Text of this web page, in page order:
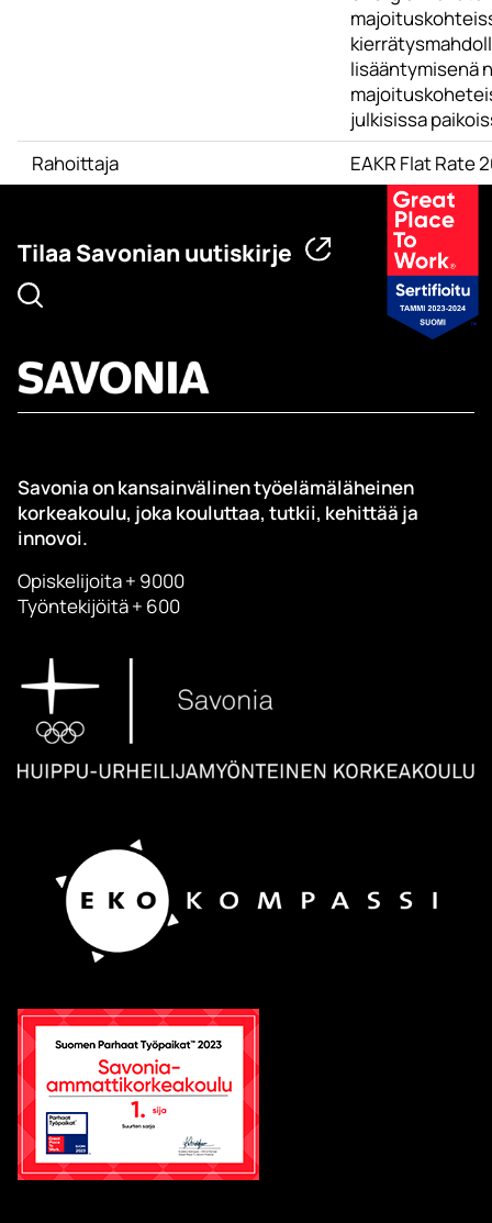
lisääntymisenä
julkisissa
Rahoittaja
EAKR Flat Rate
Tilaa Savonian uutiskirje
Savonia on kansainvälinen työelämäläheinen
korkeakoulu, joka kouluttaa, tutkii, kehittää ja
innovoi.
Opiskelijoita + 9000
Työntekijöitä + 600